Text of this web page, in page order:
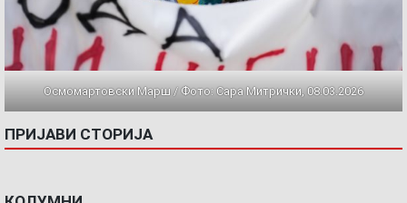
Осмомартовски Марш / Фото: Сара Митрички, 08.03.2026
ПРИЈАВИ СТОРИЈА